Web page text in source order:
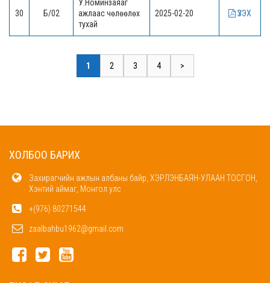
30 Б/02
У.Номинзаяаг
ажлаас чөлөөлөх
тухай
2025-02-20 ҮЗЭХ
1 2 3 4 >
ХОЛБОО БАРИХ
Захирагчийн ажлын албаны байр, ХЭРЛЭНБАЯН-УЛААН ТОСГОН,
Хэнтий аймаг, Монгол улс
+(976) 80271544
zaalbahbu1962@gmail.com